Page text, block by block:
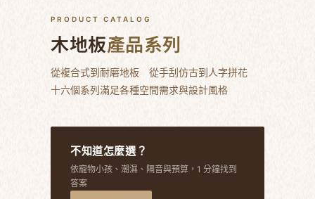
PRODUCT CATALOG
木地板產品系列
從複合式到耐磨地板 從手刮仿古到人字拼花
十六個系列滿足各種空間需求與設計風格
不知道怎麼選？
依寵物小孩、潮濕、隔音與預算，1 分鐘找到
答案